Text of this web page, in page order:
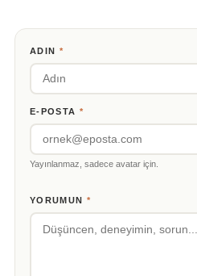
ADIN *
E-POSTA *
Yayınlanmaz, sadece avatar için.
YORUMUN *